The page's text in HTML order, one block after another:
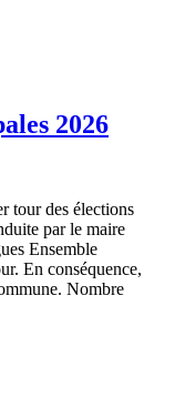
2026
tour des élections
par le maire
Ensemble
En conséquence,
Nombre